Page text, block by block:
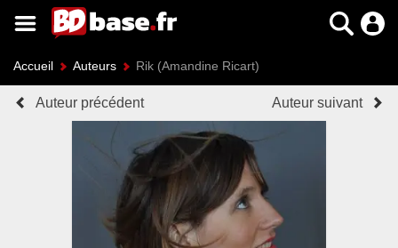
Accueil Auteurs Rik (Amandine Ricart)
Auteur précédent Auteur suivant